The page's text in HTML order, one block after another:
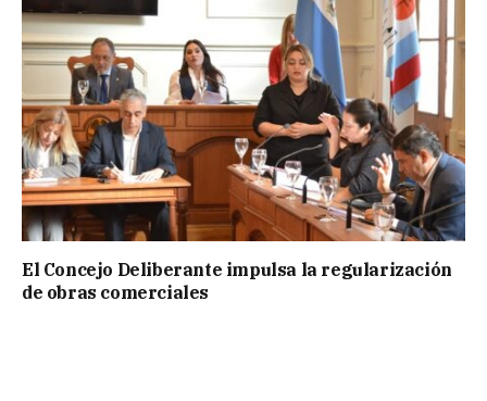
El Concejo Deliberante impulsa la regularización
de obras comerciales